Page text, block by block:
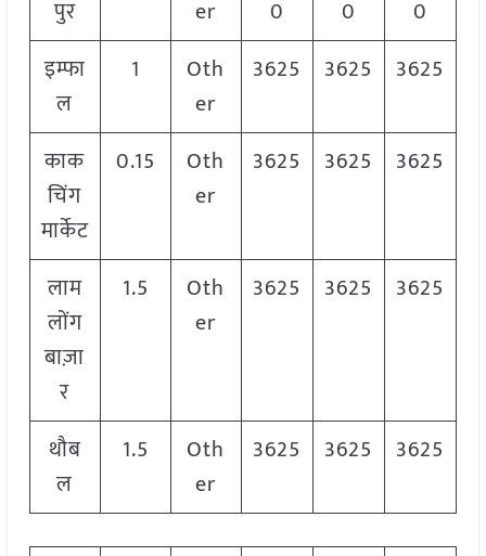
पुर
er
0
0
0
इम्फा
ल
1
Oth
er
3625 3625 3625
काक
चिंग
मार्केट
0.15
Oth
er
3625 3625 3625
लाम
लोंग
बाज़ा
र
1.5
Oth
er
3625 3625 3625
थौब
ल
1.5
Oth
er
3625 3625 3625